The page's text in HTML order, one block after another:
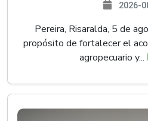
2026-
Pereira, Risaralda, 5 de
propósito de fortalecer el
agropecuario y...